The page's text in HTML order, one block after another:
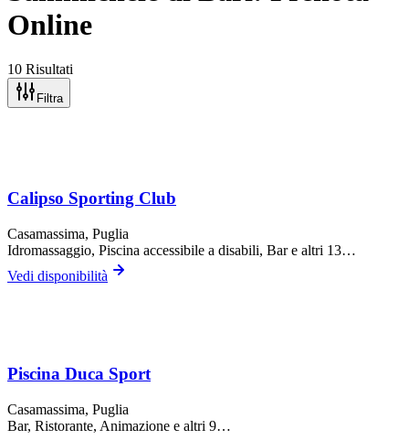
Online
10 Risultati
Filtra
Calipso Sporting Club
Casamassima, Puglia
Idromassaggio, Piscina accessibile a disabili, Bare altri 13…
Vedi disponibilità
Piscina Duca Sport
Casamassima, Puglia
Bar, Ristorante, Animazione e altri 9…